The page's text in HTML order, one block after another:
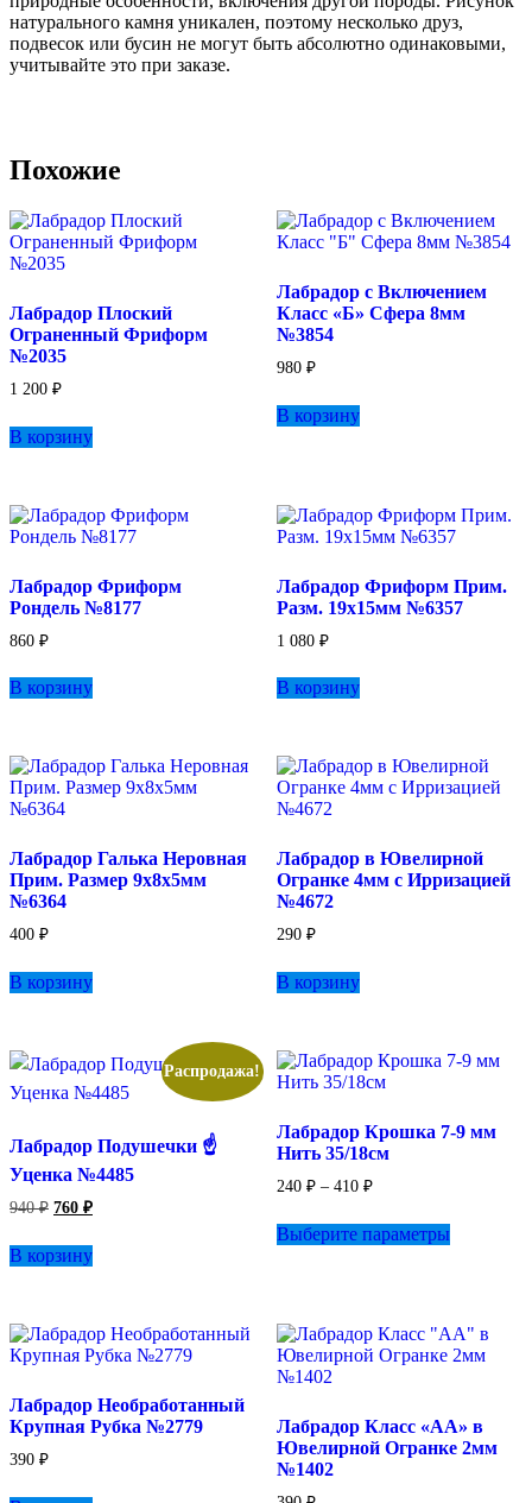
натурального камня уникален, поэтому несколько друз,
подвесок или бусин не могут быть абсолютно одинаковыми,
учитывайте это при заказе.
Похожие
Лабрадор Плоский
Ограненный Фриформ
№2035
1 200 ₽
В корзину
Лабрадор с Включением
Класс «Б» Сфера 8мм
№3854
980 ₽
В корзину
Лабрадор Фриформ
Рондель №8177
860 ₽
В корзину
Лабрадор Фриформ Прим.
Разм. 19х15мм №6357
1 080 ₽
В корзину
Лабрадор Галька Неровная
Прим. Размер 9х8х5мм
№6364
400 ₽
В корзину
Лабрадор в Ювелирной
Огранке 4мм с Ирризацией
№4672
290 ₽
В корзину
Распродажа!
Лабрадор Подушечки ☝️
Уценка №4485
940₽ Первоначальная
940 ₽.
760 ₽Текущая
760 ₽.
В корзину
Лабрадор Крошка 7-9 мм
Нить 35/18см
240 ₽ – 410 ₽Диапазон
240 ₽
–
Выберите параметрытовар
можно
выбрать
товара.
Лабрадор Необработанный
Крупная Рубка №2779
390 ₽
Лабрадор Класс «АА» в
Ювелирной Огранке 2мм
№1402